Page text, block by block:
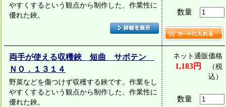
やすくするという観点から制作した、作業性に
優れた鋏。
数量
両手が使える収穫鋏 短曲 サボテン
ＮＯ．１３１４
野菜などを傷つけず収穫する鋏です。作業をし
やすくするという観点から制作した、作業性に
優れた鋏。
ネット通販価格
1,183円
（税
込）
数量